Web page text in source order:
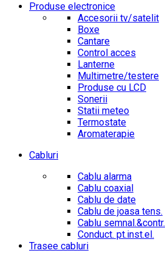
Produse electronice
Accesorii tv/satelit
Boxe
Cantare
Control acces
Lanterne
Multimetre/testere
Produse cu LCD
Sonerii
Statii meteo
Termostate
Aromaterapie
Cabluri
Cablu alarma
Cablu coaxial
Cablu de date
Cablu de joasa tens.
Cablu semnal.&contr.
Conduct. pt.inst.el.
Trasee cabluri